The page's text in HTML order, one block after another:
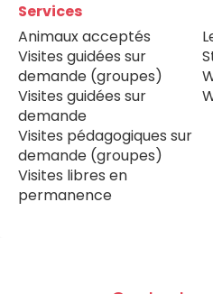
Services
Animaux acceptés
Visites guidées sur
demande (groupes)
Visites guidées sur
demande
Visites pédagogiques sur
demande (groupes)
Visites libres en
permanence